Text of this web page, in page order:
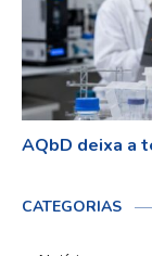
AQbD deixa a
CATEGORIAS